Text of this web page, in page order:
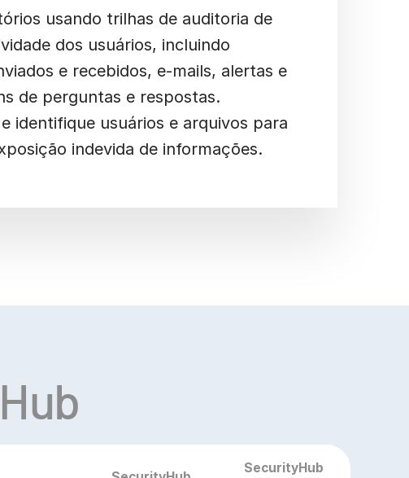
usando trilhas de auditoria de
dos usuários, incluindo
e recebidos, e-mails, alertas e
de perguntas e respostas.
identifique usuários e arquivos para
indevida de informações.
SecurityHub